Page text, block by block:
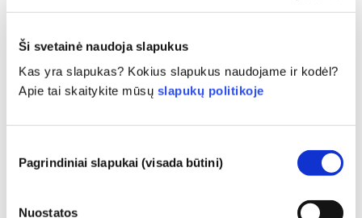
Ši svetainė naudoja slapukus
Kas yra slapukas? Kokius slapukus naudojame ir kodėl?
Apie tai skaitykite mūsų slapukų politikoje
pasirinkimas
Pagrindiniai slapukai (visada būtini)
Nuostatos
Odos priežiūros sudedamosios dalys
Reglamentuojanti kosmetiką
Kosmetikos sudėtinės dalys yra reglamentuojamos.
Atkreipkite dėmesį, kad kosmetikos sudedamosioms